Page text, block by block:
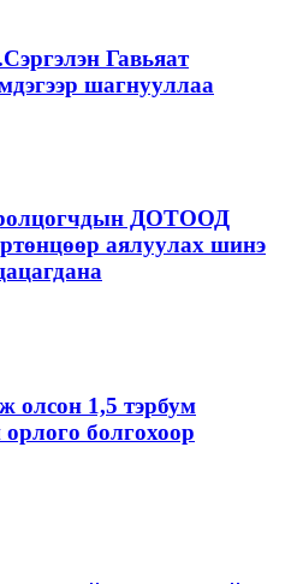
Гавьяат
шагнууллаа
ДОТООД
аялуулах шинэ
олсон 1,5 тэрбум
болгохоор